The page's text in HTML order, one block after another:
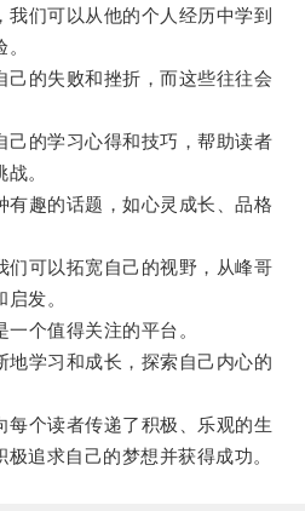
们可以从他的个人经历中学到
的失败和挫折，而这些往往会
的学习心得和技巧，帮助读者
。
趣的话题，如心灵成长、品格
可以拓宽自己的视野，从峰哥
发。
个值得关注的平台。
学习和成长，探索自己内心的
个读者传递了积极、乐观的生
追求自己的梦想并获得成功。